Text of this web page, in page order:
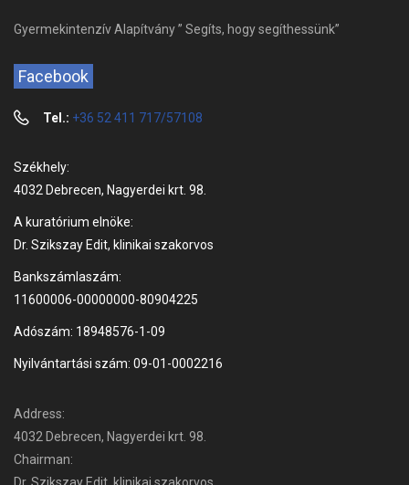
Gyermekintenzív Alapítvány ” Segíts, hogy segíthessünk”
Facebook
Tel.: +36 52 411 717/57108
Székhely:
4032 Debrecen, Nagyerdei krt. 98.
A kuratórium elnöke:
Dr. Szikszay Edit, klinikai szakorvos
Bankszámlaszám:
11600006-00000000-80904225
Adószám: 18948576-1-09
Nyilvántartási szám: 09-01-0002216
Address:
4032 Debrecen, Nagyerdei krt. 98.
Chairman: